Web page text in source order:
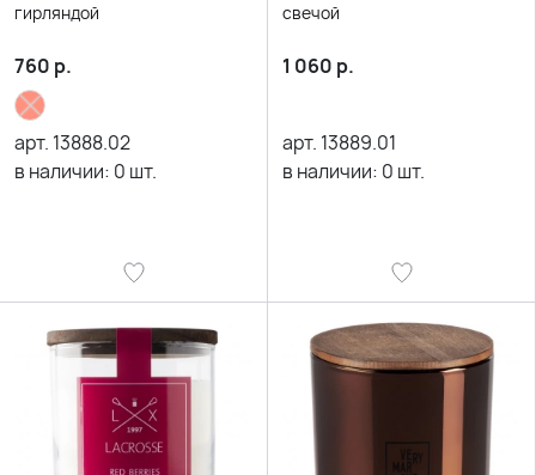
гирляндой
760 р.
арт. 13888.02
в наличии: 0 шт.
свечой
1 060 р.
арт. 13889.01
в наличии: 0 шт.